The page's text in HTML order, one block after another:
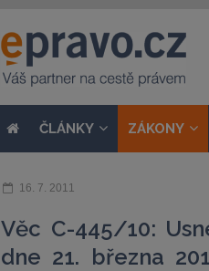
ČLÁNKY ZÁKONY
16. 7. 2011
Věc C-445/10:
dne 21. března